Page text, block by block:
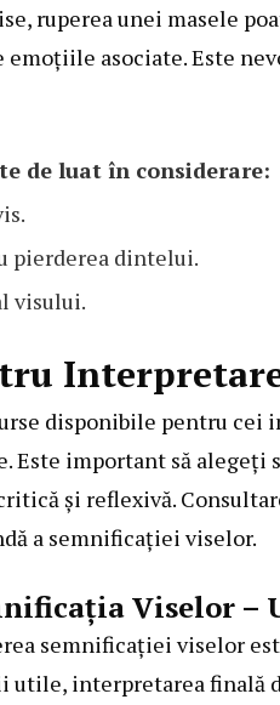
ruperea unei masele
asociate. Este
de luat în considerare:
pierderea dintelui.
visului.
disponibile pentru
Este important să
și reflexivă.
a semnificației viselor.
Viselor –
semnificației viselor
utile, interpretarea finală